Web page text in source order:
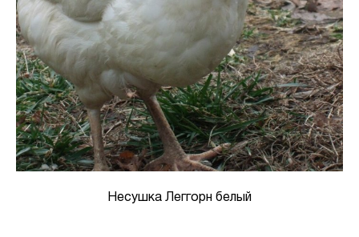
Несушка Леггорн белый